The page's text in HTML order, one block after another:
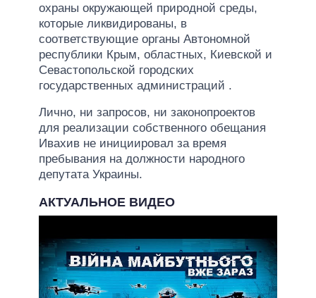
охраны окружающей природной среды,
которые ликвидированы, в
соответствующие органы Автономной
республики Крым, областных, Киевской и
Севастопольской городских
государственных администраций .
Лично, ни запросов, ни законопроектов
для реализации собственного обещания
Ивахив не инициировал за время
пребывания на должности народного
депутата Украины.
АКТУАЛЬНОЕ ВИДЕО